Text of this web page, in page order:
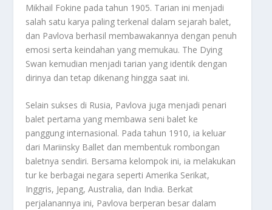
Mikhail Fokine pada tahun 1905. Tarian ini menjadi
salah satu karya paling terkenal dalam sejarah balet,
dan Pavlova berhasil membawakannya dengan penuh
emosi serta keindahan yang memukau. The Dying
Swan kemudian menjadi tarian yang identik dengan
dirinya dan tetap dikenang hingga saat ini.
Selain sukses di Rusia, Pavlova juga menjadi penari
balet pertama yang membawa seni balet ke
panggung internasional. Pada tahun 1910, ia keluar
dari Mariinsky Ballet dan membentuk rombongan
baletnya sendiri. Bersama kelompok ini, ia melakukan
tur ke berbagai negara seperti Amerika Serikat,
Inggris, Jepang, Australia, dan India. Berkat
perjalanannya ini, Pavlova berperan besar dalam